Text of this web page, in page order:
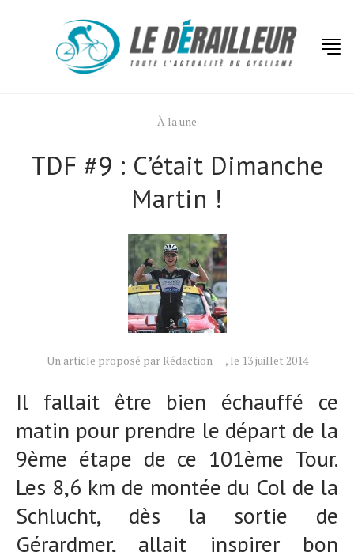
À la une
TDF #9 : C’était Dimanche
Martin !
Un article proposé par Rédaction , le 13 juillet 2014
Il fallait être bien échauffé ce
matin pour prendre le départ de la
9ème étape de ce 101ème Tour.
Les 8,6 km de montée du Col de la
Schlucht, dès la sortie de
Gérardmer, allait inspirer bon